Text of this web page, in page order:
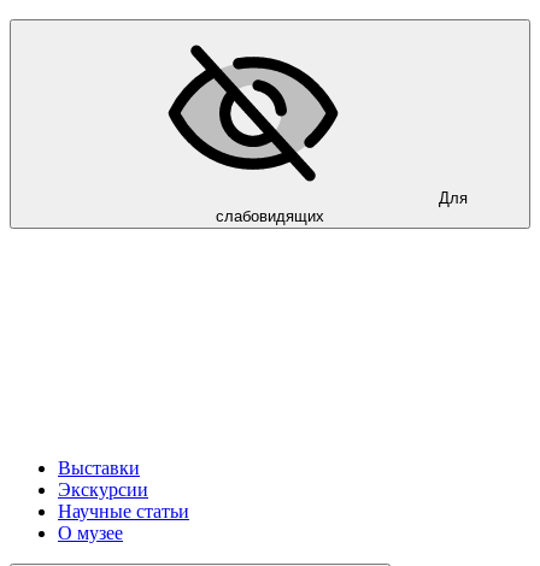
Для
слабовидящих
Выставки
Экскурсии
Научные статьи
О музее